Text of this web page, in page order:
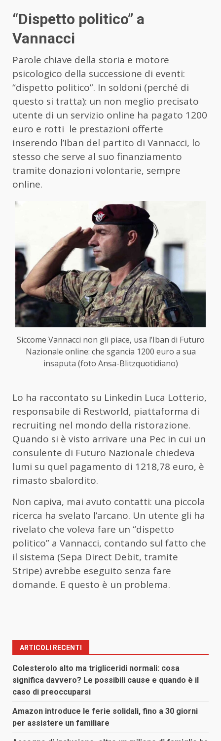
“Dispetto politico” a
Vannacci
Parole chiave della storia e motore
psicologico della successione di eventi:
“dispetto politico”. In soldoni (perché di
questo si tratta): un non meglio precisato
utente di un servizio online ha pagato 1200
euro e rotti le prestazioni offerte
inserendo l’Iban del partito di Vannacci, lo
stesso che serve al suo finanziamento
tramite donazioni volontarie, sempre
online.
Siccome Vannacci non gli piace, usa l’Iban di Futuro
Nazionale online: che sgancia 1200 euro a sua
insaputa (foto Ansa-Blitzquotidiano)
Lo ha raccontato su Linkedin Luca Lotterio,
responsabile di Restworld, piattaforma di
recruiting nel mondo della ristorazione.
Quando si è visto arrivare una Pec in cui un
consulente di Futuro Nazionale chiedeva
lumi su quel pagamento di 1218,78 euro, è
rimasto sbalordito.
Non capiva, mai avuto contatti: una piccola
ricerca ha svelato l’arcano. Un utente gli ha
rivelato che voleva fare un “dispetto
politico” a Vannacci, contando sul fatto che
il sistema (Sepa Direct Debit, tramite
Stripe) avrebbe eseguito senza fare
domande. E questo è un problema.
ARTICOLI RECENTI
Colesterolo alto ma trigliceridi normali: cosa
significa davvero? Le possibili cause e quando è il
caso di preoccuparsi
Amazon introduce le ferie solidali, fino a 30 giorni
per assistere un familiare